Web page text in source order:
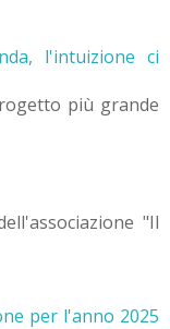
l'intuizione ci
più grande
"Il
per l'anno 2025